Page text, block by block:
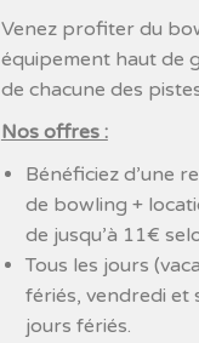
Venez profiter du
équipement haut de
de chacune des
Nos offres :
Bénéficiez d’une
de bowling +
de jusqu’à 11€
Tous les jours
fériés, vendredi et
jours fériés.